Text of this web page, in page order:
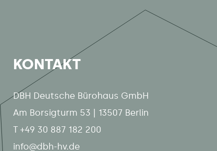
KONTAKT
DBH Deutsche Bürohaus GmbH
Am Borsigturm 53 | 13507 Berlin
T +49 30 887 182 200
info@dbh-hv.de